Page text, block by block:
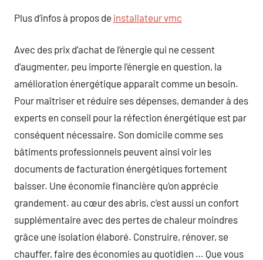
Plus d’infos à propos de installateur vmc
Avec des prix d’achat de l’énergie qui ne cessent
d’augmenter, peu importe l’énergie en question, la
amélioration énergétique apparaît comme un besoin.
Pour maîtriser et réduire ses dépenses, demander à des
experts en conseil pour la réfection énergétique est par
conséquent nécessaire. Son domicile comme ses
bâtiments professionnels peuvent ainsi voir les
documents de facturation énergétiques fortement
baisser. Une économie financière qu’on apprécie
grandement. au cœur des abris, c’est aussi un confort
supplémentaire avec des pertes de chaleur moindres
grâce une isolation élaboré. Construire, rénover, se
chauffer, faire des économies au quotidien … Que vous